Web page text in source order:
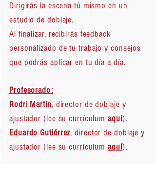
Dirigirás la escena tú mismo en un
estudio de doblaje.
Al finalizar, recibirás feedback
personalizado de tu trabajo y consejos
que podrás aplicar en tu día a día.
Profesorado:
Rodri Martín, director de doblaje y
ajustador (lee su currículumaquí).
Eduardo Gutiérrez, director de doblaje y
ajustador (lee su currículumaquí).